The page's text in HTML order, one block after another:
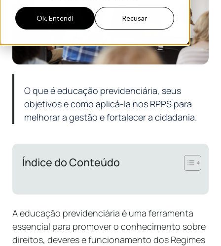
Ok, Entendi Recusar
O que é educação previdenciária, seus
objetivos e como aplicá-la nos RPPS para
melhorar a gestão e fortalecer a cidadania.
Índice do Conteúdo
A educação previdenciária é uma ferramenta
essencial para promover o conhecimento sobre
direitos, deveres e funcionamento dos Regimes